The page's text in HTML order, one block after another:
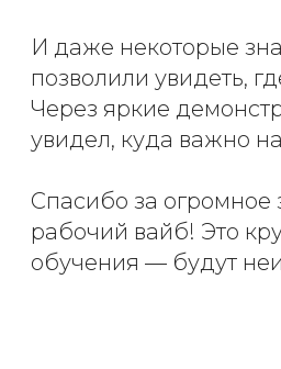
И даже некоторые
позволили увидеть,
Через яркие
увидел, куда важно
Спасибо за
рабочий вайб! Это
обучения — будут